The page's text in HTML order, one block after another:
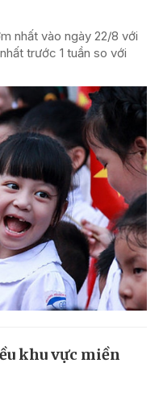
nhất vào ngày 22/8 với
trước 1 tuần so với
khu vực miền